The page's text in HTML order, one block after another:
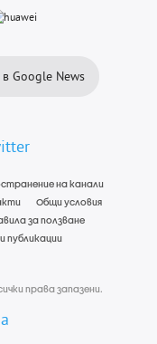
в Google News
на канали
Общи условия
за ползване
публикации
права запазени.